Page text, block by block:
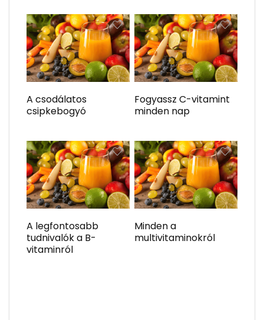
A csodálatos
csipkebogyó
Fogyassz C-vitamint
minden nap
A legfontosabb
tudnivalók a B-
vitaminról
Minden a
multivitaminokról